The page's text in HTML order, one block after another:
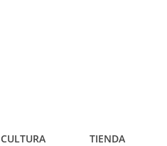
CULTURA TIENDA